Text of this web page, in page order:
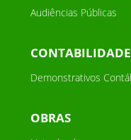
Audiências Públicas
CONTABILIDADE
Demonstrativos
OBRAS